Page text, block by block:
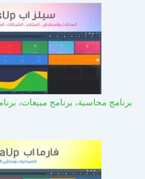
برنامج محاسبة، برنامج مبيعات،